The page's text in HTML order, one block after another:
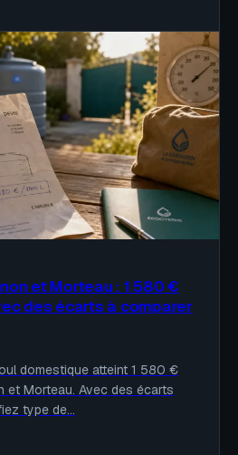
et Morteau : 1 580 €
des écarts à comparer
domestique atteint 1 580 €
et Morteau. Avec des écarts
type de…